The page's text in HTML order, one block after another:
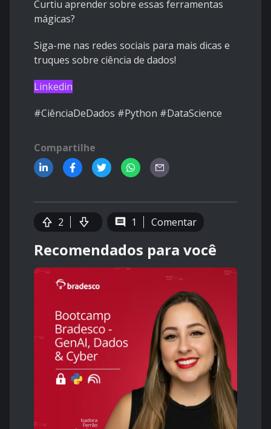
Curtiu aprender sobre essas ferramentas
mágicas?
Siga-me nas redes sociais para mais dicas e
truques sobre ciência de dados!
Linkedin
#CiênciaDeDados #Python #DataScience
Compartilhe
2 1 Comentar
Recomendados para você